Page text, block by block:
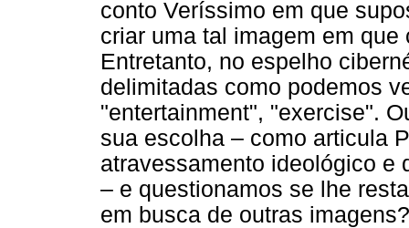
conto Veríssimo em que
criar uma tal imagem em
Entretanto, no espelho
delimitadas como podemos
"entertainment", "exercise".
sua escolha – como articula
atravessamento ideológico e
– e questionamos se lhe
em busca de outras imagens?